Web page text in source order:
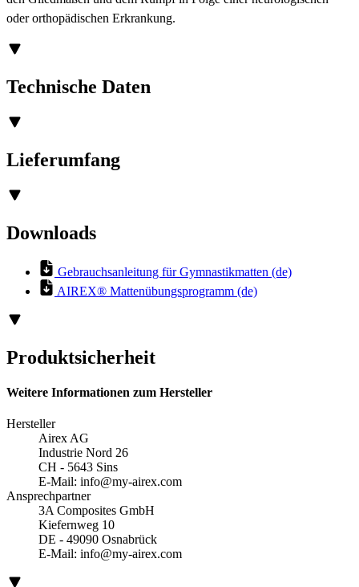
oder orthopädischen Erkrankung.
Technische Daten
Lieferumfang
Downloads
Gebrauchsanleitung für Gymnastikmatten (de)
AIREX® Mattenübungsprogramm (de)
Produktsicherheit
Weitere Informationen zum Hersteller
Hersteller
Airex AG
Industrie Nord 26
CH - 5643 Sins
E-Mail: info@my-airex.com
Ansprechpartner
3A Composites GmbH
Kiefernweg 10
DE - 49090 Osnabrück
E-Mail: info@my-airex.com